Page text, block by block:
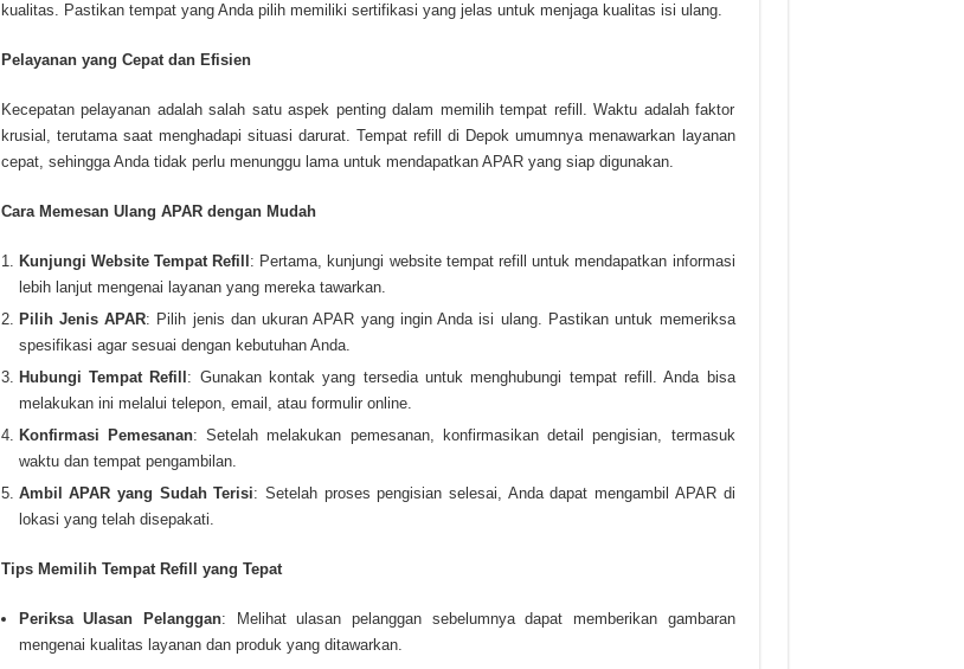
kualitas. Pastikan tempat yang Anda pilih memiliki sertifikasi yang jelas untuk menjaga kualitas isi ulang.
Pelayanan yang Cepat dan Efisien
Kecepatan pelayanan adalah salah satu aspek penting dalam memilih tempat refill. Waktu adalah faktor
krusial, terutama saat menghadapi situasi darurat. Tempat refill di Depok umumnya menawarkan layanan
cepat, sehingga Anda tidak perlu menunggu lama untuk mendapatkan APAR yang siap digunakan.
Cara Memesan Ulang APAR dengan Mudah
Kunjungi Website Tempat Refill : Pertama, kunjungi website tempat refill untuk mendapatkan informasi
lebih lanjut mengenai layanan yang mereka tawarkan.
Pilih Jenis APAR: Pilih jenis dan ukuran APAR yang ingin Anda isi ulang. Pastikan untuk memeriksa
spesifikasi agar sesuai dengan kebutuhan Anda.
Hubungi Tempat Refill : Gunakan kontak yang tersedia untuk menghubungi tempat refill. Anda bisa
melakukan ini melalui telepon, email, atau formulir online.
Konfirmasi Pemesanan: Setelah melakukan pemesanan, konfirmasikan detail pengisian, termasuk
waktu dan tempat pengambilan.
Ambil APAR yang Sudah Terisi: Setelah proses pengisian selesai, Anda dapat mengambil APAR di
lokasi yang telah disepakati.
Tips Memilih Tempat Refill yang Tepat
Periksa Ulasan Pelanggan: Melihat ulasan pelanggan sebelumnya dapat memberikan gambaran
mengenai kualitas layanan dan produk yang ditawarkan.